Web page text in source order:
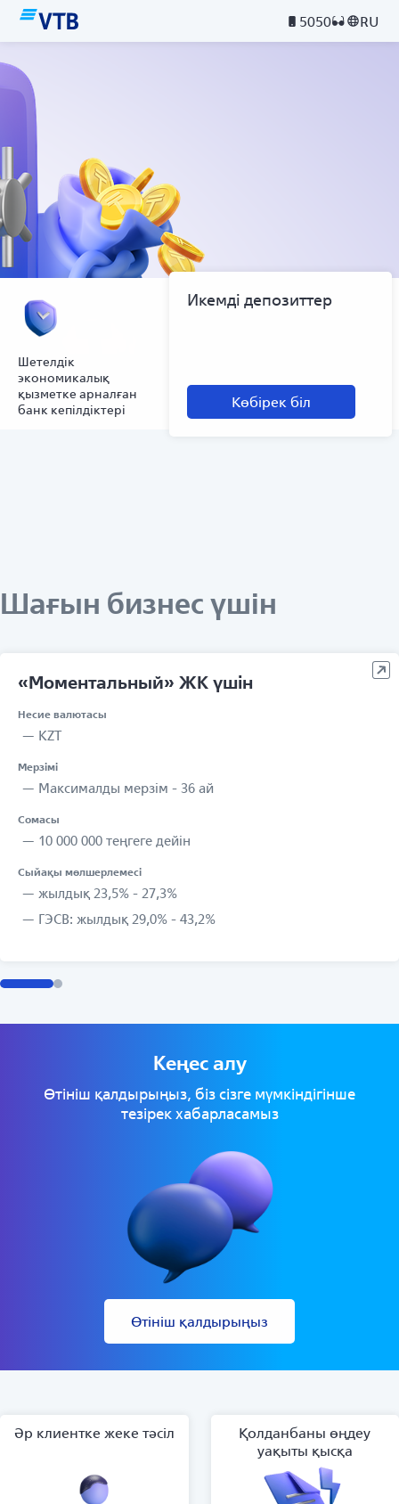
5050 RU
Шетелдік
экономикалық
қызметке арналған
банк кепілдіктері
Икемді депозиттер
Көбірек біл
Шағын бизнес үшін
«Моментальный» ЖК үшін
Несие валютасы
KZT
Мерзімі
Максималды мерзім - 36 ай
Сомасы
10 000 000 теңгеге дейін
Сыйақы мөлшерлемесі
жылдық 23,5% - 27,3%
ГЭСВ: жылдық 29,0% - 43,2%
Кеңес алу
Өтініш қалдырыңыз, біз сізге мүмкіндігінше
тезірек хабарласамыз
Өтініш қалдырыңыз
Әр клиентке жеке тәсіл
Қолданбаны өңдеу
уақыты қысқа